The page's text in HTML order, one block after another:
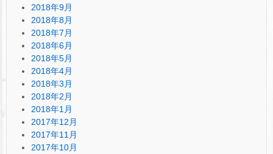
2018年9月
2018年8月
2018年7月
2018年6月
2018年5月
2018年4月
2018年3月
2018年2月
2018年1月
2017年12月
2017年11月
2017年10月